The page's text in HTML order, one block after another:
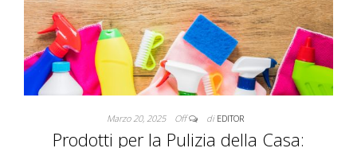
Marzo 20, 2025 Off di EDITOR
Prodotti per la Pulizia della Casa: